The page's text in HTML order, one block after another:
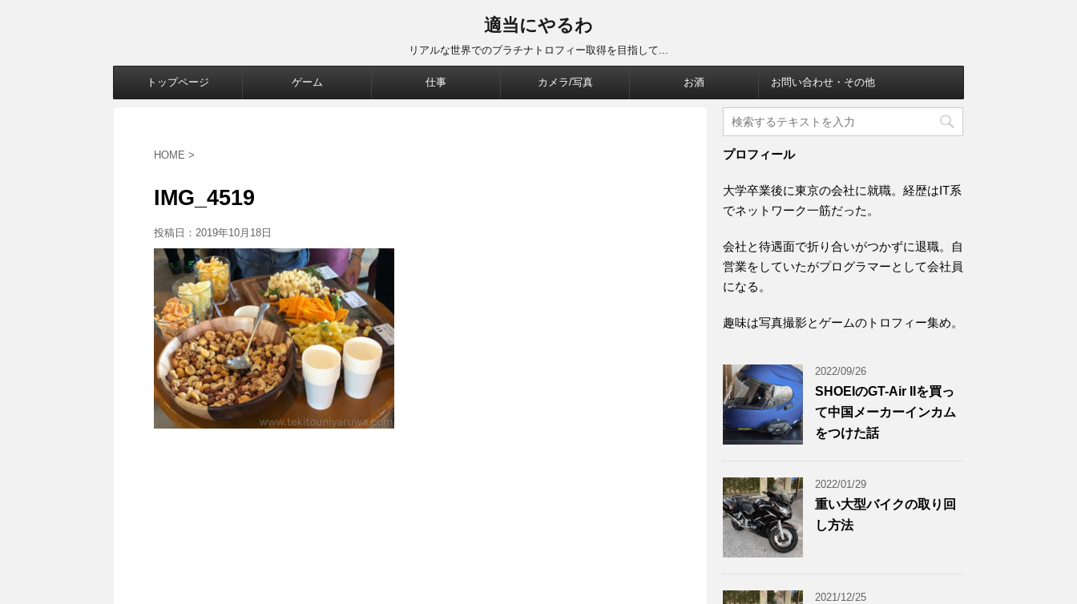
適当にやるわ
リアルな世界でのプラチナトロフィー取得を目指して...
トップページ ゲーム 仕事 カメラ/写真 お酒 お問い合わせ・その他
HOME >
IMG_4519
投稿日： 2019年10月18日
プロフィール
大学卒業後に東京の会社に就職。経歴はIT系
でネットワーク一筋だった。
会社と待遇面で折り合いがつかずに退職。自
営業をしていたがプログラマーとして会社員
になる。
趣味は写真撮影とゲームのトロフィー集め。
2022/09/26
SHOEIのGT-Air IIを買っ
て中国メーカーインカム
をつけた話
2022/01/29
重い大型バイクの取り回
し方法
2021/12/25